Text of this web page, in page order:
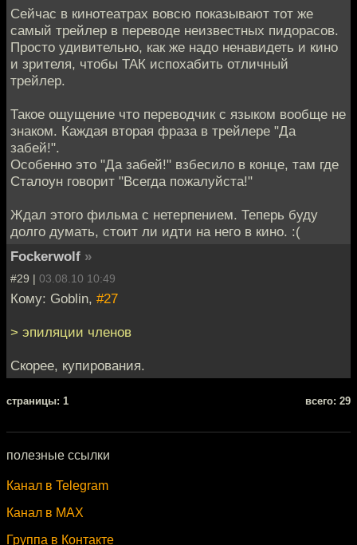
Сейчас в кинотеатрах вовсю показывают тот же
самый трейлер в переводе неизвестных пидорасов.
Просто удивительно, как же надо ненавидеть и кино
и зрителя, чтобы ТАК испохабить отличный
трейлер.
Такое ощущение что переводчик с языком вообще не
знаком. Каждая вторая фраза в трейлере "Да
забей!".
Особенно это "Да забей!" взбесило в конце, там где
Сталоун говорит "Всегда пожалуйста!"
Ждал этого фильма с нетерпением. Теперь буду
долго думать, стоит ли идти на него в кино. :(
Fockerwolf »
#29 | 03.08.10 10:49
Кому: Goblin, #27
> эпиляции членов
Скорее, купирования.
cтраницы: 1 всего: 29
полезные ссылки
Канал в Telegram
Канал в MAX
Группа в Контакте